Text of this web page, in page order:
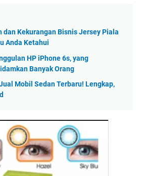
dan Kekurangan Bisnis Jersey Piala
Anda Ketahui
HP iPhone 6s, yang
Banyak Orang
Mobil Sedan Terbaru! Lengkap,